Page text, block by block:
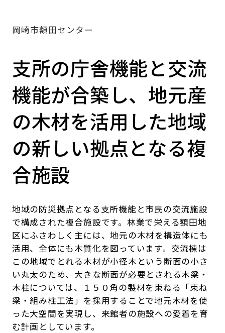
岡崎市額田センター
支所の庁舎機能と交流
機能が合築し、地元産
の木材を活用した地域
の新しい拠点となる複
合施設
地域の防災拠点となる支所機能と市民の交流施設
で構成された複合施設です。林業で栄える額田地
区にふさわしく主には、地元の木材を構造体にも
活用、全体にも木質化を図っています。交流棟は
この地域でとれる木材が小径木という断面の小さ
い丸太のため、大きな断面が必要とされる木梁・
木柱については、１５０角の製材を束ねる「束ね
梁・組み柱工法」を採用することで地元木材を使
った大空間を実現し、来館者の施設への愛着を育
む計画としています。